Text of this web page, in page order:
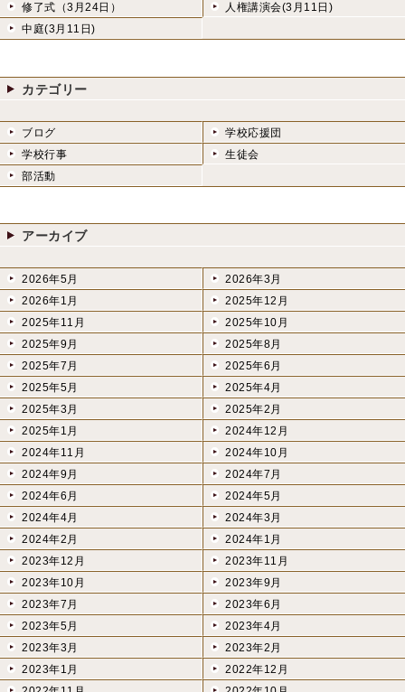
修了式（3月24日）
人権講演会(3月11日)
中庭(3月11日)
カテゴリー
ブログ
学校応援団
学校行事
生徒会
部活動
アーカイブ
2026年5月
2026年3月
2026年1月
2025年12月
2025年11月
2025年10月
2025年9月
2025年8月
2025年7月
2025年6月
2025年5月
2025年4月
2025年3月
2025年2月
2025年1月
2024年12月
2024年11月
2024年10月
2024年9月
2024年7月
2024年6月
2024年5月
2024年4月
2024年3月
2024年2月
2024年1月
2023年12月
2023年11月
2023年10月
2023年9月
2023年7月
2023年6月
2023年5月
2023年4月
2023年3月
2023年2月
2023年1月
2022年12月